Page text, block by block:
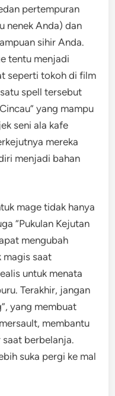
pertempuran
nenek Anda) dan
sihir Anda.
tentu menjadi
seperti tokoh di film
spell tersebut
yang mampu
seni ala kafe
mereka
menjadi bahan
mage tidak hanya
“Pukulan Kejutan
mengubah
magis saat
untuk menata
Terakhir, jangan
yang membuat
membantu
saat berbelanja.
suka pergi ke mal